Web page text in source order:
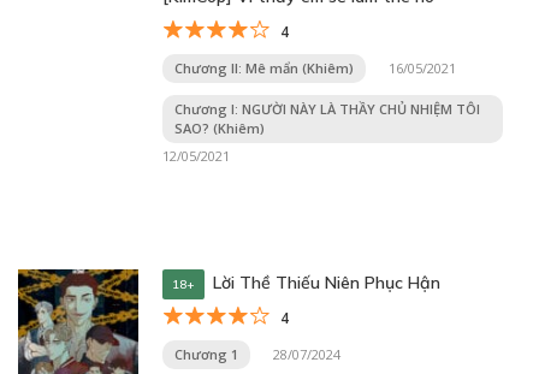
4
Chương II: Mê mẩn (Khiêm) 16/05/2021
Chương I: NGƯỜI NÀY LÀ THẦY CHỦ NHIỆM TÔI
SAO? (Khiêm)
12/05/2021
18+ Lời Thề Thiếu Niên Phục Hận
4
Chương 1 28/07/2024